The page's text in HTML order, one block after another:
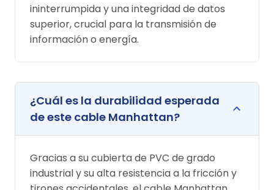
ininterrumpida y una integridad de datos
superior, crucial para la transmisión de
información o energía.
¿Cuál es la durabilidad esperada
de este cable Manhattan?
Gracias a su cubierta de PVC de grado
industrial y su alta resistencia a la fricción y